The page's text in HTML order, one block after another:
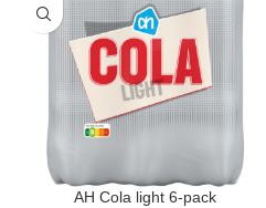
AH Cola light 6-pack